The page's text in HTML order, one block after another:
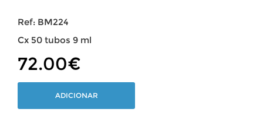
Ref: BM224
Cx 50 tubos 9 ml
72.00€
ADICIONAR